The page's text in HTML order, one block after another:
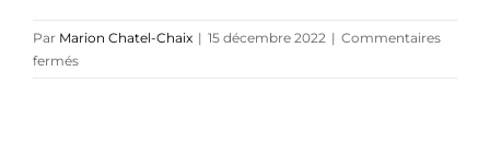
Par Marion Chatel-Chaix | 15 décembre 2022 | Commentaires
ferméssur